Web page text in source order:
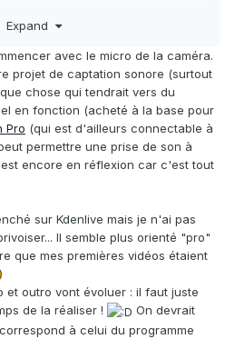
les situations, y compris les
la plage de sons que le
de bruit peuvent être
mais je n'ai pas
micro du monde ne donnera pas
n'est pas d'assez bonne
place, 320kb/s pour une meilleure qualité, en
inclus dans le débit donné pour la vidéo)
.
Expand
avec le micro de la caméra.
projet de captation sonore (surtout
chose qui tendrait vers du
en fonction (acheté à la base pour
Pro (qui est d'ailleurs connectable à
permettre une prise de son à
encore en réflexion car c'est tout
sur Kdenlive mais je n'ai pas
Il semble plus orienté "pro"
que mes premières vidéos étaient
et outro vont évoluer : il faut juste
de la réaliser !
On devrait
à celui du programme